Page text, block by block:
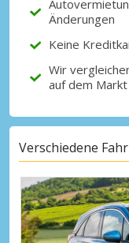
Änderungen
Keine
Wir
auf dem Markt
Verschiedene